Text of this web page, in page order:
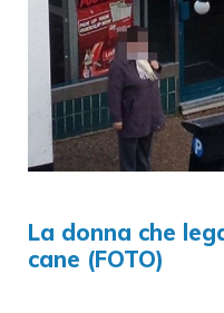
La donna che
cane (FOTO)